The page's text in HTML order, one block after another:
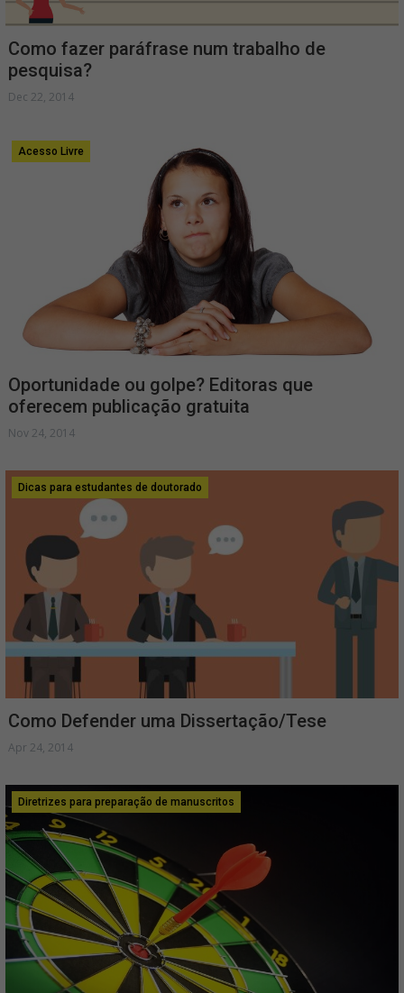
Como fazer paráfrase num trabalho de
pesquisa?
Dec 22, 2014
Acesso Livre
Oportunidade ou golpe? Editoras que
oferecem publicação gratuita
Nov 24, 2014
Dicas para estudantes de doutorado
Como Defender uma Dissertação/Tese
Apr 24, 2014
Diretrizes para preparação de manuscritos